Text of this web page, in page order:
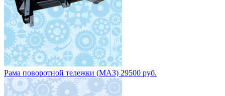
Рама поворотной тележки (МАЗ) 29500 руб.